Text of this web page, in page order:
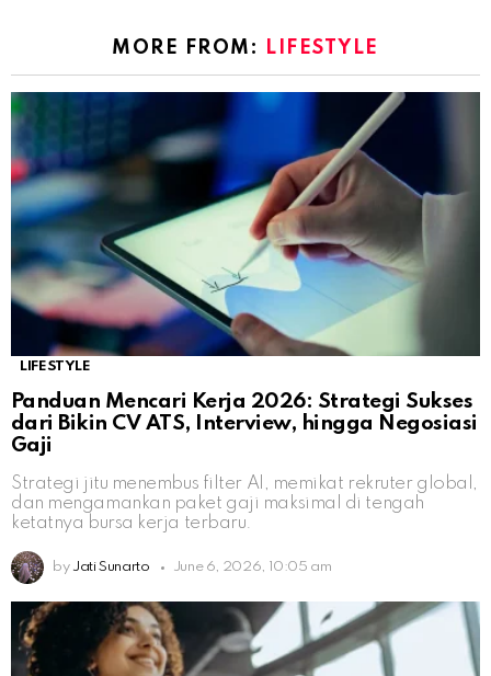
MORE FROM: LIFESTYLE
LIFESTYLE
Panduan Mencari Kerja 2026: Strategi Sukses
dari Bikin CV ATS, Interview, hingga Negosiasi
Gaji
Strategi jitu menembus filter AI, memikat rekruter global,
dan mengamankan paket gaji maksimal di tengah
ketatnya bursa kerja terbaru.
by Jati Sunarto June 6, 2026, 10:05 am